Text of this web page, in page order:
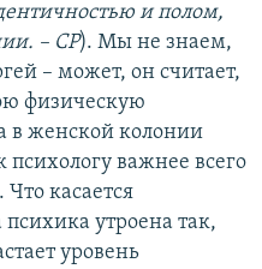
и полом,
– СР). Мы не знаем,
– может, он считает,
физическую
в женской колонии
важнее всего
касается
утроена так,
уровень